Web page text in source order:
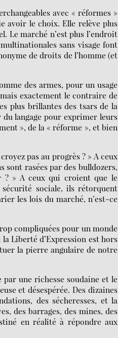
avec « réformes »
avoir le choix. Elle relève plus
Le marché n’est plus l’endroit
sans visage font
de droits de l’homme (et
des armes, pour un usage
exactement le contraire de
plus brillantes des tsars de la
langage pour exprimer leurs
», de la « réforme », et bien
pas au progrès ? » A ceux
sont rasées par des bulldozers,
? » A ceux qui croient que le
sociale, ils rétorquent
les lois du marché, n’est-ce
compliquées pour un monde
Liberté d’Expression est hors
la pierre angulaire de notre
une richesse soudaine et le
et désespérée. Des dizaines
des sécheresses, et la
des barrages, des mines, des
en réalité à répondre aux